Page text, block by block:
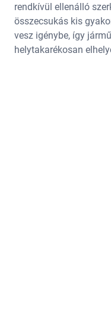
rendkívül ellenálló
összecsukás kis
vesz igénybe, így
helytakarékosan